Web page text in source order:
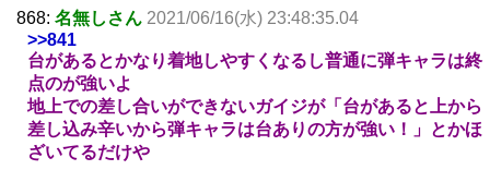
868: 名無しさん 2021/06/16(水) 23:48:35.04
>>841
台があるとかなり着地しやすくなるし普通に弾キャラは終
点のが強いよ
地上での差し合いができないガイジが「台があると上から
差し込み辛いから弾キャラは台ありの方が強い！」とかほ
ざいてるだけや